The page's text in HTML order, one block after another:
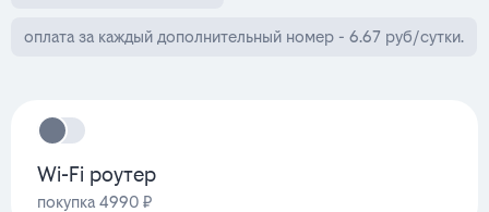
оплата за каждый дополнительный номер - 6.67 руб/сутки.
Wi-Fi роутер
покупка 4990 ₽